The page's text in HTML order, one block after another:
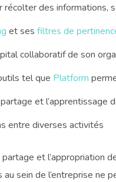
récolter des informations,
et sesfiltres de
collaboratif de son
tel que Platform
et l’apprentissage
entre diverses activités
et l’appropriation
au sein de l’entreprise ne